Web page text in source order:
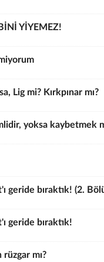
YİYEMEZ!
Lig mi? Kırkpınar mı?
yoksa kaybetmek
geride bıraktık! (2.
geride bıraktık!
mı?